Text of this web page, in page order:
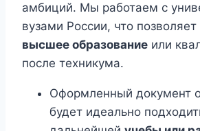
амбиций. Мы работаем с
вузами России, что
высшее образование или
после техникума.
Оформленный документ
будет идеально